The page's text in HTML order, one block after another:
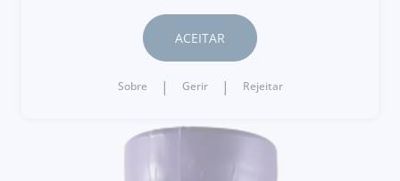
ACEITAR
Sobre | Gerir | Rejeitar